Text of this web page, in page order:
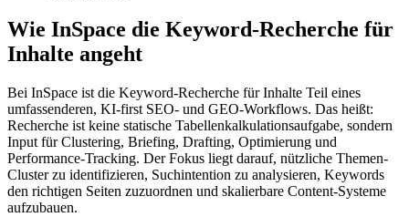
Wie InSpace die Keyword-Recherche für
Inhalte angeht
Bei InSpace ist die Keyword-Recherche für Inhalte Teil eines
umfassenderen, KI-first SEO- und GEO-Workflows. Das heißt:
Recherche ist keine statische Tabellenkalkulationsaufgabe, sondern
Input für Clustering, Briefing, Drafting, Optimierung und
Performance-Tracking. Der Fokus liegt darauf, nützliche Themen-
Cluster zu identifizieren, Suchintention zu analysieren, Keywords
den richtigen Seiten zuzuordnen und skalierbare Content-Systeme
aufzubauen.